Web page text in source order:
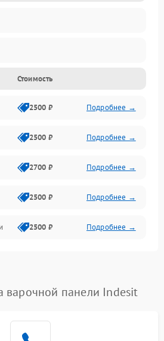
Стоимость
2500 ₽ Подробнее →
2500 ₽ Подробнее →
2700 ₽ Подробнее →
2500 ₽ Подробнее →
2500 ₽ Подробнее →
варочной панели Indesit